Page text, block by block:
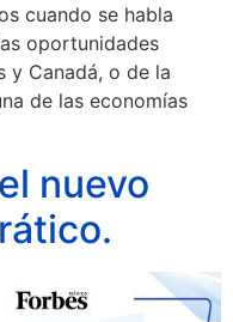
cuando se habla
oportunidades
y Canadá, o de la
de las economías
nuevo